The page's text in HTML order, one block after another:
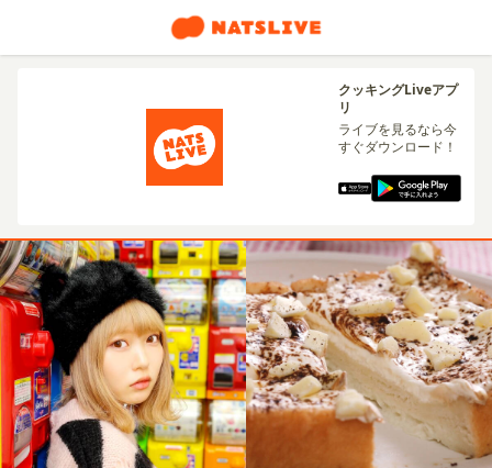
クッキングLiveアプ
リ
ライブを見るなら今
すぐダウンロード！